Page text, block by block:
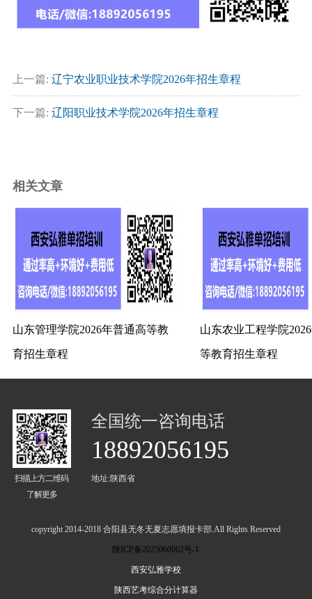
上一篇: 辽宁农业职业技术学院2026年招生章程
下一篇: 辽阳职业技术学院2026年招生章程
相关文章
山东管理学院2026年普通高等教
育招生章程
山东农业工程学院
等教育招生章程
扫描上方二维码
了解更多
全国统一咨询电话
18892056195
地址:陕西省
copyright 2014-2018 合阳县无冬无夏志愿填报卡部.All Rights Reserved
陕ICP备2025060062号-1
西安弘雅学校
陕西艺考综合分计算器